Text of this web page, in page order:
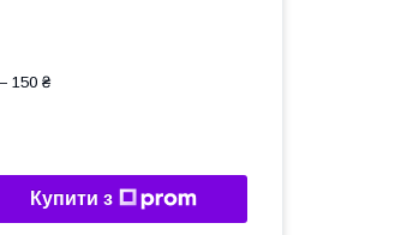
150 ₴
Купити з